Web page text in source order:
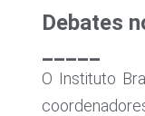
Debates
O Instituto